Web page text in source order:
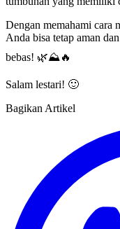
Dengan memahami cara
Anda bisa tetap aman
bebas! 🌿⛰️🔥
Salam lestari! 🙂
Bagikan Artikel